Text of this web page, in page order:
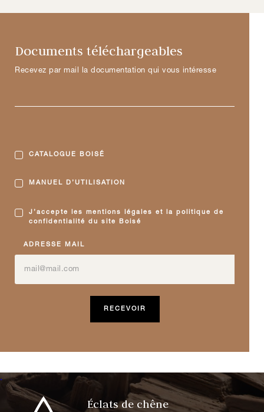
Documents téléchargeables
Recevez par mail la documentation qui vous intéresse
CATALOGUE BOISÉ
MANUEL D’UTILISATION
J’accepte les mentions légales et la politique de
confidentialité du site Boisé
ADRESSE MAIL
.
Éclats de chêne